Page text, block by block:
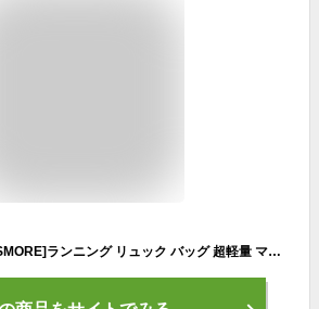
[RAINSMORE][RAINSMORE]ランニング リュック バッグ 超軽量 マラソン サイクリング リュック ランニングベスト 揺れない トレラン ザック ハイドレーション スポーツ 自転車 登山 防水 通気性 遠足 アウトドア ジョギング トレーニング ハイキングトレイル 釣り 反射ストラップ 男女兼用 ピンク